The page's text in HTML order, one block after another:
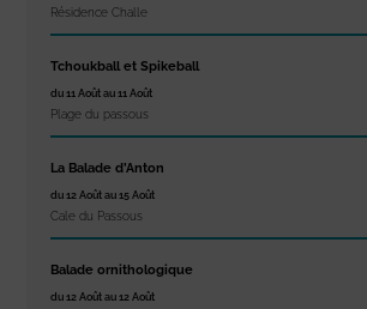
Résidence Challe
Tchoukball et Spikeball
du 11 Août au 11 Août
Plage du passous
La Balade d’Anton
du 12 Août au 15 Août
Cale du Passous
Balade ornithologique
du 12 Août au 12 Août